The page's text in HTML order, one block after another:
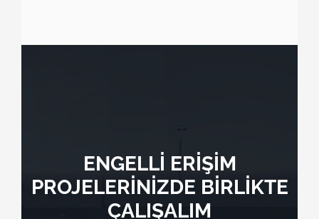
ENGELLİ ERİŞİM
PROJELERİNİZDE BİRLİKTE
ÇALIŞALIM